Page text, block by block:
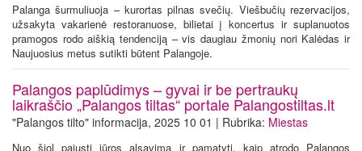
Palanga šurmuliuoja – kurortas pilnas svečių. Viešbučių rezervacijos,
užsakyta vakarienė restoranuose, bilietai į koncertus ir suplanuotos
pramogos rodo aiškią tendenciją – vis daugiau žmonių nori Kalėdas ir
Naujuosius metus sutikti būtent Palangoje.
Palangos paplūdimys – gyvai ir be pertraukų
laikraščio „Palangos tiltas“ portale Palangostiltas.lt
"Palangos tilto" informacija, 2025 10 01 | Rubrika: Miestas
Nuo šiol pajusti jūros alsavimą ir pamatyti, kaip atrodo Palangos